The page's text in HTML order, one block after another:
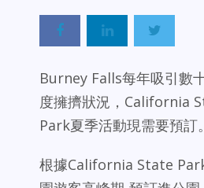
Burney Falls每年吸引數
度擁擠狀況，California
Park夏季活動現需要預訂。
根據California State